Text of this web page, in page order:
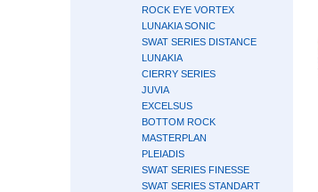
ROCK EYE VORTEX
LUNAKIA SONIC
SWAT SERIES DISTANCE
LUNAKIA
CIERRY SERIES
JUVIA
EXCELSUS
BOTTOM ROCK
MASTERPLAN
PLEIADIS
SWAT SERIES FINESSE
SWAT SERIES STANDART